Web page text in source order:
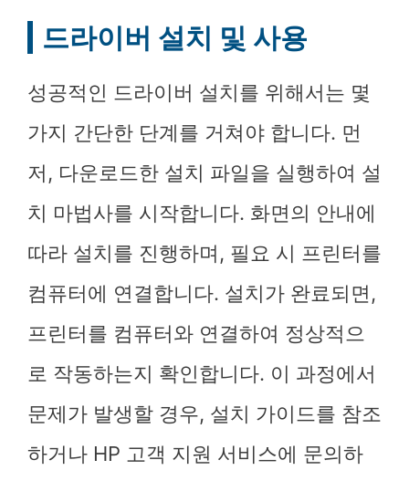
드라이버 설치 및 사용
성공적인 드라이버 설치를 위해서는 몇
가지 간단한 단계를 거쳐야 합니다. 먼
저, 다운로드한 설치 파일을 실행하여 설
치 마법사를 시작합니다. 화면의 안내에
따라 설치를 진행하며, 필요 시 프린터를
컴퓨터에 연결합니다. 설치가 완료되면,
프린터를 컴퓨터와 연결하여 정상적으
로 작동하는지 확인합니다. 이 과정에서
문제가 발생할 경우, 설치 가이드를 참조
하거나 HP 고객 지원 서비스에 문의하